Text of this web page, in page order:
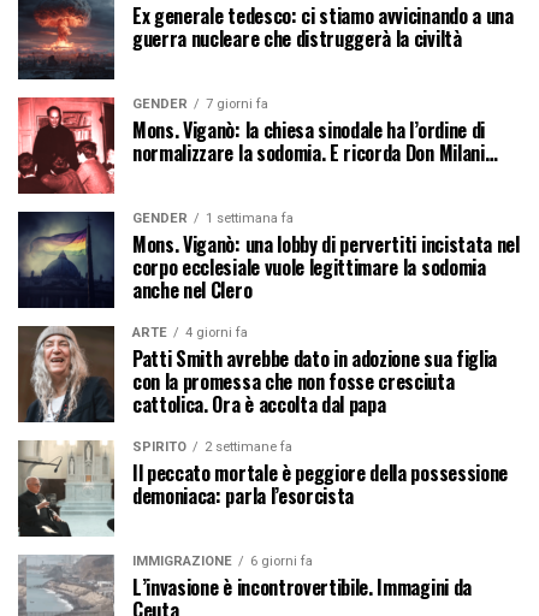
Ex generale tedesco: ci stiamo avvicinando a una
guerra nucleare che distruggerà la civiltà
GENDER 7 giorni fa
Mons. Viganò: la chiesa sinodale ha l’ordine di
normalizzare la sodomia. E ricorda Don Milani…
GENDER 1 settimana fa
Mons. Viganò: una lobby di pervertiti incistata nel
corpo ecclesiale vuole legittimare la sodomia
anche nel Clero
ARTE 4 giorni fa
Patti Smith avrebbe dato in adozione sua figlia
con la promessa che non fosse cresciuta
cattolica. Ora è accolta dal papa
SPIRITO 2 settimane fa
Il peccato mortale è peggiore della possessione
demoniaca: parla l’esorcista
IMMIGRAZIONE 6 giorni fa
L’invasione è incontrovertibile. Immagini da